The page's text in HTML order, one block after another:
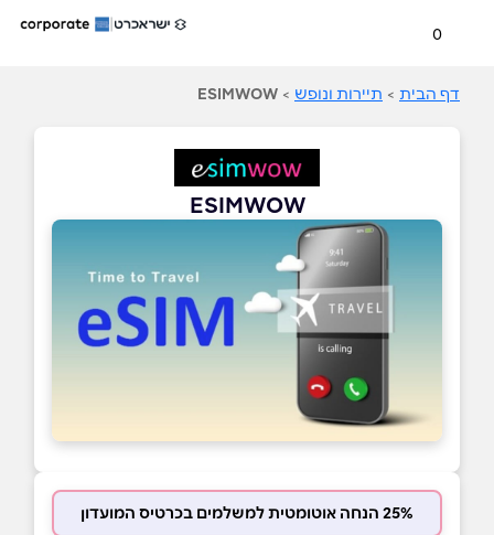
0
דף הבית > תיירות ונופש >
ESIMWOW
ESIMWOW
25% הנחה אוטומטית למשלמים בכרטיס המועדון